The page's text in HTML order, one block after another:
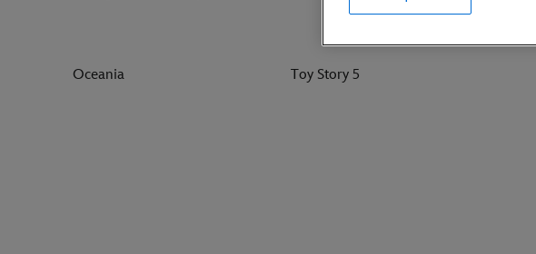
Oceania Toy Story 5